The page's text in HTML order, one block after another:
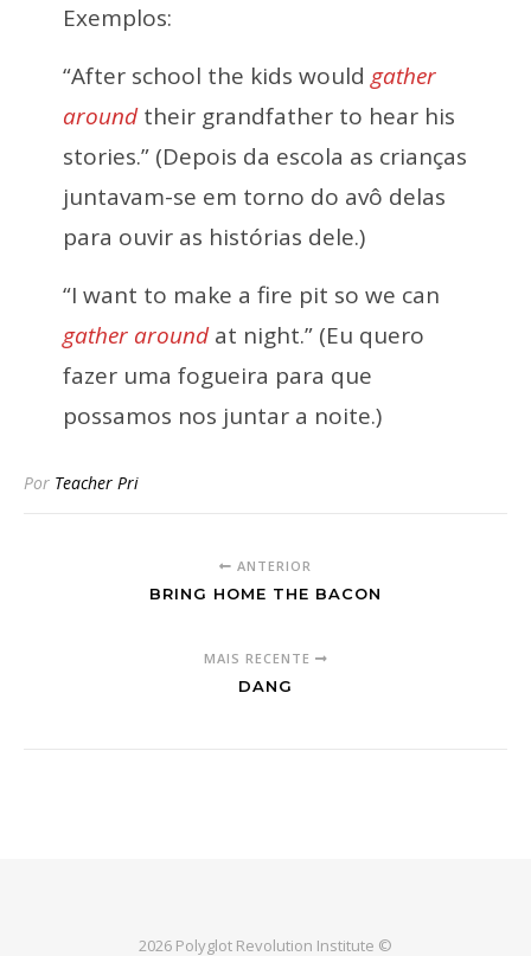
Exemplos:
“After school the kids would gather
aroundtheir grandfather to hear his
stories.” (Depois da escola as crianças
juntavam-se em torno do avô delas
para ouvir as histórias dele.)
“I want to make a fire pit so we can
gather aroundat night.” (Eu quero
fazer uma fogueira para que
possamos nos juntar a noite.)
Por Teacher Pri
ANTERIOR
BRING HOME THE BACON
MAIS RECENTE
DANG
2026 Polyglot Revolution Institute ©